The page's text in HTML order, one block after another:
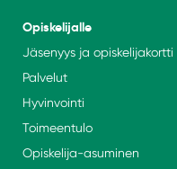
Opiskelijalle
Jäsenyys ja opiskelijakortti
Palvelut
Hyvinvointi
Toimeentulo
Opiskelija-asuminen